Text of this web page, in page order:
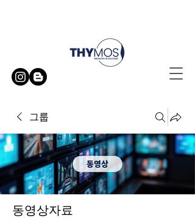
그룹
동영상자료